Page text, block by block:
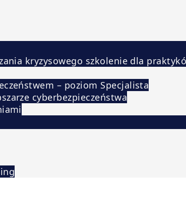
kryzysowego szkolenie dla
– poziom Specjalista
cyberbezpieczeństwa